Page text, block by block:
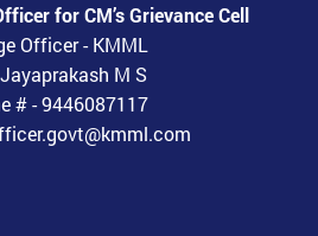
for CM’s Grievance Cell
Officer - KMML
M S
# - 9446087117